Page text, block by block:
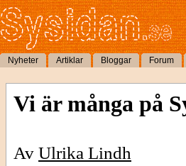
Nyheter Artiklar Bloggar Forum
Vi är många på
Av Ulrika Lindh